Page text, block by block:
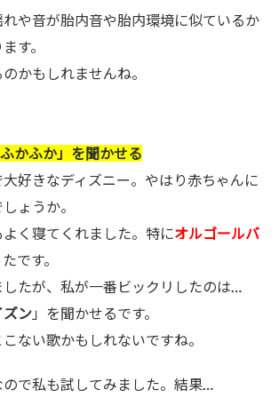
や音が胎内音や胎内環境に似ているか
す。
かもしれませんね。
かふか」を聞かせる
好きなディズニー。やはり赤ちゃんに
ょうか。
く寝てくれました。特にオルゴールバ
です。
したが、私が一番ビックリしたのは…
ズン 」を聞かせるです。
ない歌かもしれないですね。
ので私も試してみました。結果…